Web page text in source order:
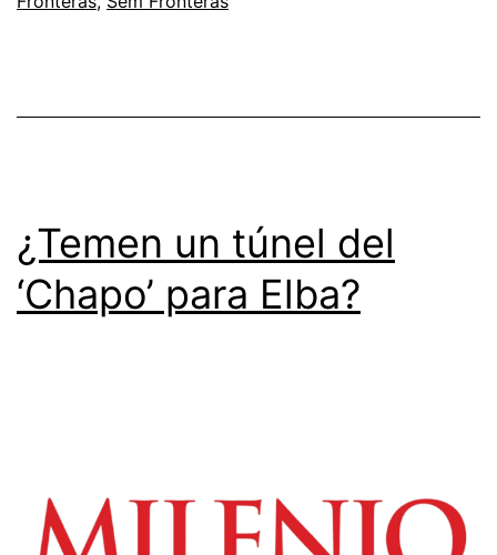
¿Temen un túnel del
‘Chapo’ para Elba?